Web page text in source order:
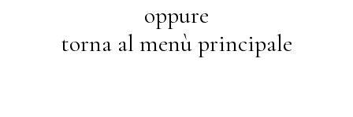
oppure
torna al menù principale